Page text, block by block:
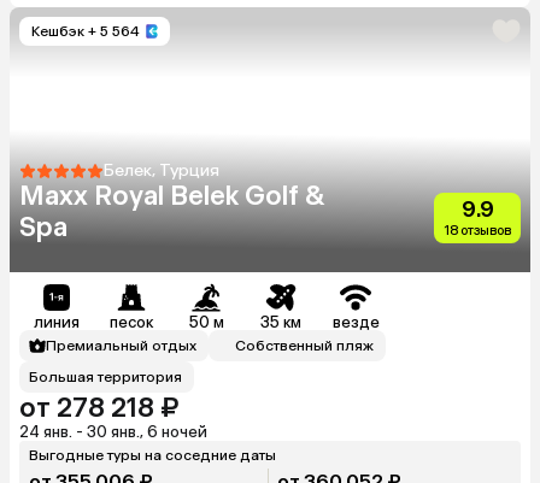
Кешбэк + 5 564
Белек, Турция
Maxx Royal Belek Golf &
Spa
9.9
18 отзывов
линия песок 50 м 35 км везде
Премиальный отдых
Собственный пляж
Большая территория
от 278 218 ₽
24 янв. - 30 янв., 6 ночей
Выгодные туры на соседние даты